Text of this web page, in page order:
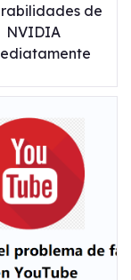
de
NVIDIA